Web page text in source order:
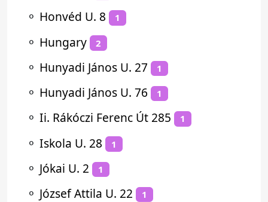
⚬ Honvéd U. 8 1
⚬ Hungary 2
⚬ Hunyadi János U. 27 1
⚬ Hunyadi János U. 76 1
⚬ Ii. Rákóczi Ferenc Út 285 1
⚬ Iskola U. 28 1
⚬ Jókai U. 2 1
⚬ József Attila U. 22 1